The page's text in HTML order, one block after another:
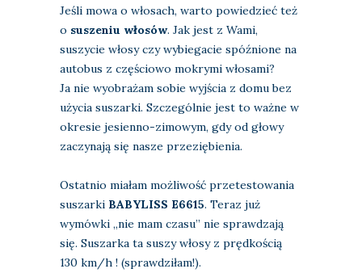
Jeśli mowa o włosach, warto powiedzieć też
o suszeniu włosów. Jak jest z Wami,
suszycie włosy czy wybiegacie spóźnione na
autobus z częściowo mokrymi włosami?
Ja nie wyobrażam sobie wyjścia z domu bez
użycia suszarki. Szczególnie jest to ważne w
okresie jesienno-zimowym, gdy od głowy
zaczynają się nasze przeziębienia.
Ostatnio miałam możliwość przetestowania
suszarki BABYLISS E6615. Teraz już
wymówki „nie mam czasu” nie sprawdzają
się. Suszarka ta suszy włosy z prędkością
130 km/h ! (sprawdziłam!).